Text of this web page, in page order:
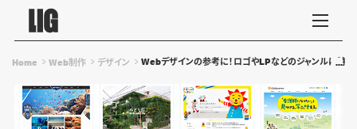
Home Web制作 デザイン Webデザインの参考に！ロゴやLPなどのジャンルに特化